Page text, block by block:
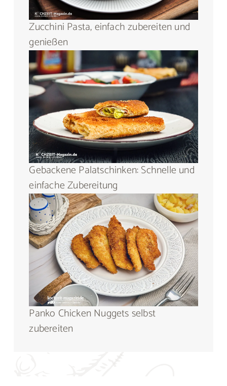
Zucchini Pasta, einfach zubereiten und
genießen
Gebackene Palatschinken: Schnelle und
einfache Zubereitung
Panko Chicken Nuggets selbst
zubereiten